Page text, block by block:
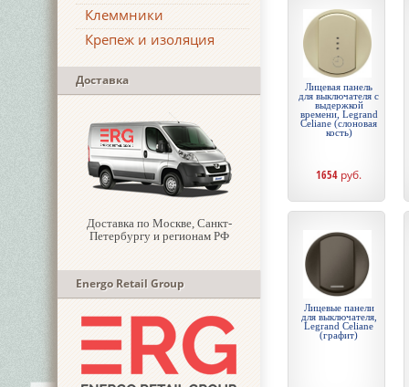
Клеммники
Крепеж и изоляция
Доставка
Доставка по Москве, Санкт-
Петербургу и регионам РФ
Energo Retail Group
Лицевая панель
для выключателя с
выдержкой
времени, Legrand
Celiane (слоновая
кость)
1654 руб.
Лицевые панели
для выключателя,
Legrand Celiane
(графит)